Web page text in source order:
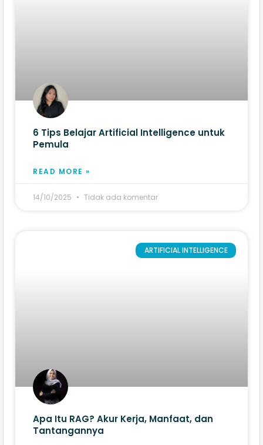
6 Tips Belajar Artificial Intelligence untuk
Pemula
READ MORE »
14/10/2025 Tidak ada komentar
ARTIFICIAL INTELLIGENCE
Apa Itu RAG? Akur Kerja, Manfaat, dan
Tantangannya